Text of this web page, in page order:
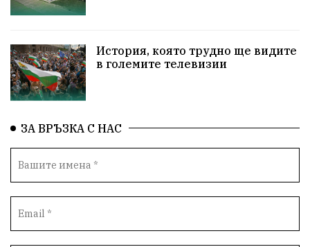
ПътнаБезопасност Великобритания
ОколнаСреда
ИсторическиПарк Деца Археология
Безводие ВоенноВреме Космос
ВоднаКриза
Катастрофа демокрация БъдещевБългария
История, която трудно ще видите
в големите телевизии
ЗА ВРЪЗКА С НАС